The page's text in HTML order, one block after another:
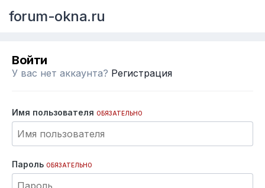
forum-okna.ru
Войти
У вас нет аккаунта? Регистрация
Имя пользователя ОБЯЗАТЕЛЬНО
Пароль ОБЯЗАТЕЛЬНО